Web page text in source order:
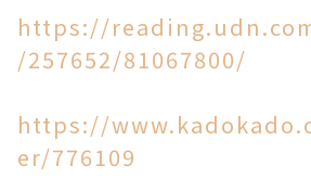
https://
/257652/81067800/
https://
er/776109